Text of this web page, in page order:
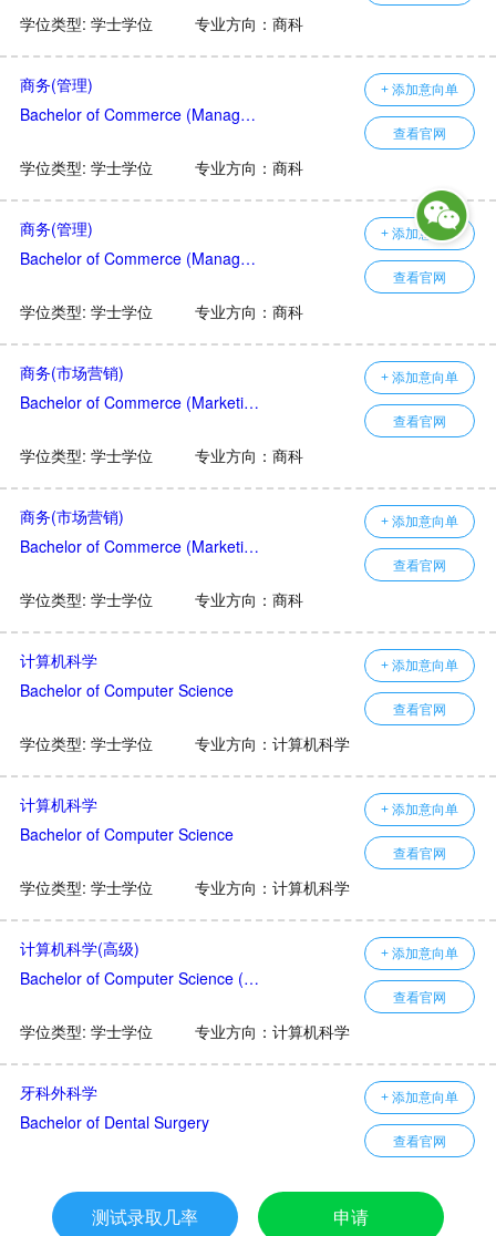
学位类型: 学士学位 专业方向：商科
商务(管理)
Bachelor of Commerce (Management)
+ 添加意向单
查看官网
学位类型: 学士学位 专业方向：商科
商务(管理)
Bachelor of Commerce (Management)
+ 添加意向单
查看官网
学位类型: 学士学位 专业方向：商科
商务(市场营销)
Bachelor of Commerce (Marketing)
+ 添加意向单
查看官网
学位类型: 学士学位 专业方向：商科
商务(市场营销)
Bachelor of Commerce (Marketing)
+ 添加意向单
查看官网
学位类型: 学士学位 专业方向：商科
计算机科学
Bachelor of Computer Science
+ 添加意向单
查看官网
学位类型: 学士学位 专业方向：计算机科学
计算机科学
Bachelor of Computer Science
+ 添加意向单
查看官网
学位类型: 学士学位 专业方向：计算机科学
计算机科学(高级)
Bachelor of Computer Science (Advanced)
+ 添加意向单
查看官网
学位类型: 学士学位 专业方向：计算机科学
牙科外科学
Bachelor of Dental Surgery
+ 添加意向单
查看官网
测试录取几率 申请